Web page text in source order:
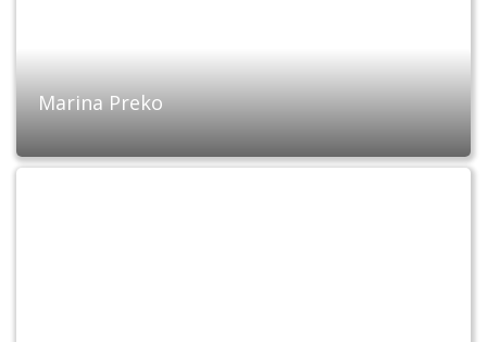
Marina Preko